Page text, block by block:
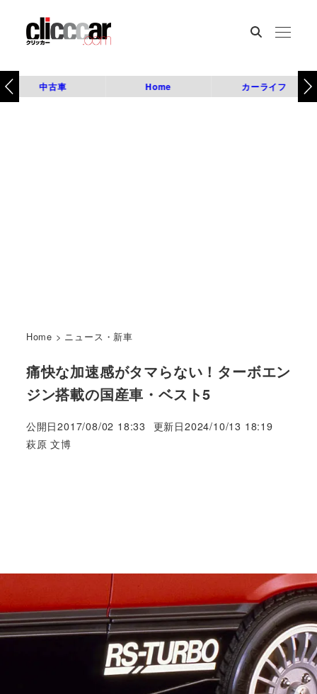
中古車 Home カーライフ
Home > ニュース・新車
痛快な加速感がタマらない！ターボエン
ジン搭載の国産車・ベスト5
公開日2017/08/02 18:33 更新日2024/10/13 18:19
著
萩原 文博